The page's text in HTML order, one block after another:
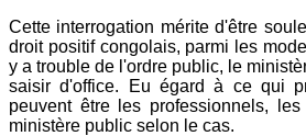
Cette interrogation mérite d'être
droit positif congolais, parmi les
y a trouble de l'ordre public, le
saisir d'office. Eu égard à ce qui
peuvent être les professionnels,
ministère public selon le cas.